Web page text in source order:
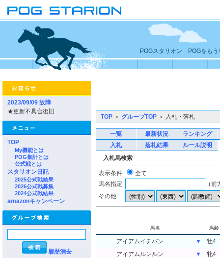
POGスタリオン POGをもう
2023/09/09 故障
★更新不具合復旧
TOP
My機能とは
POG集計とは
公式戦とは
スタリオン日記
2025公式戦結果
2026公式戦募集
2024公式戦結果
amazonキャンペーン
履歴消去
TOP ＞ グループTOP ＞ 入札・落札
一覧 最新状況
ランキング
入札
落札結果
ルール説明
入札馬検索
表示条件
全て
馬名指定
（
その他
馬名 馬齢
アイアムイチバン ▼
牡4
アイアムルンルン
▼
牝4